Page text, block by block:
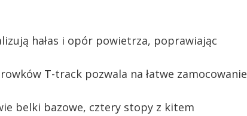
hałas i opór powietrza, poprawiając
T-track pozwala na łatwe zamocowanie
belki bazowe, cztery stopy z kitem